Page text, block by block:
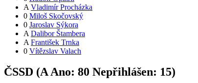
A Vladimír Procházka
0 Miloš Skočovský
0 Jaroslav Sýkora
A Dalibor Štambera
A František Trnka
0 Vítězslav Valach
ČSSD (AAno: 80 Nepřihlášen: 15)